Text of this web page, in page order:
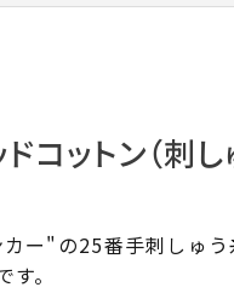
コットン（刺し
ー"の25番手刺しゅう
。